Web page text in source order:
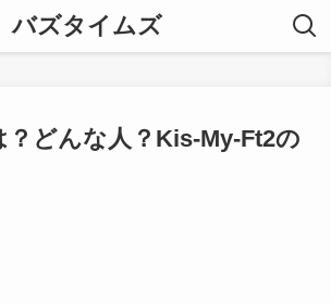
バズタイムズ
？どんな人？Kis-My-Ft2の